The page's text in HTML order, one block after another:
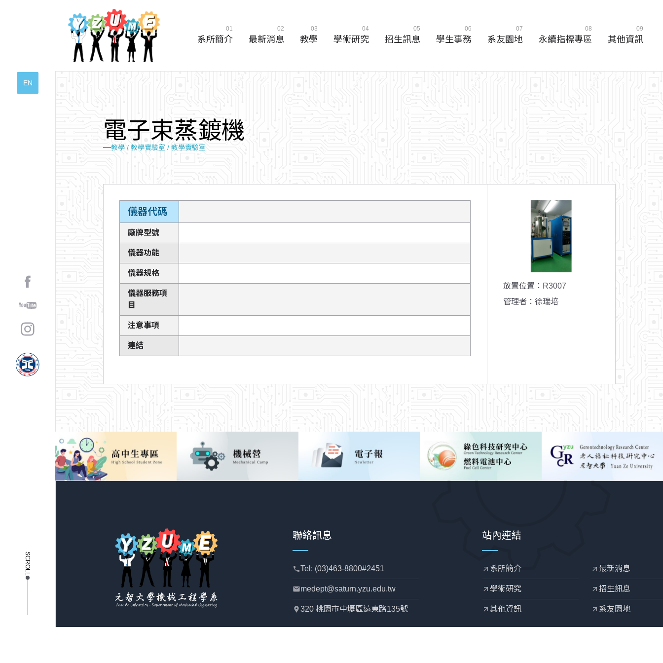
01
系所簡介
02
最新消息
03
教學
04
學術研究
05
招生訊息
06
學生事務
07
系友園地
08
永續指標專區
09
其他資訊
教學 / 教學實驗室 / 教學實驗室
電子束蒸鍍機
放置位置 ：R3007
管理者 ：徐瑞培
儀器代碼
廠牌型號
儀器功能
儀器規格
儀器服務項
目
注意事項
連結
聯絡訊息
phoneTel: (03)463-8800#2451
mailmedept@saturn.yzu.edu.tw
location_pin320 桃園市中壢區遠東路135號
站內連結
arrow_outward 系所簡介 arrow_outward 最新消息
arrow_outward 學術研究 arrow_outward招生訊息
arrow_outward 其他資訊 arrow_outward 系友園地
EN
SCROLL